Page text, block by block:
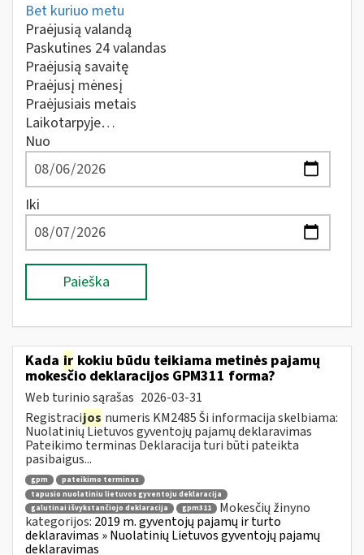
Bet kuriuo metu
Praėjusią valandą
Paskutines 24 valandas
Praėjusią savaitę
Praėjusį mėnesį
Praėjusiais metais
Laikotarpyje…
Nuo
Iki
Paieška
Kada ir kokiu būdu teikiama metinės pajamų
mokesčio deklaracijos GPM311 forma?
Web turinio sąrašas 2026-03-31
Registracijos numeris KM2485 Ši informacija skelbiama:
Nuolatinių Lietuvos gyventojų pajamų deklaravimas
Pateikimo terminas Deklaracija turi būti pateikta
pasibaigus...
gpm
pateikimo terminas
tapusio nuolatiniu lietuvos gyventoju deklaracija
galutinai išvykstančiojo deklaracija
gpm311
Mokesčių žinyno
kategorijos: 2019 m. gyventojų pajamų ir turto
deklaravimas » Nuolatinių Lietuvos gyventojų pajamų
deklaravimas